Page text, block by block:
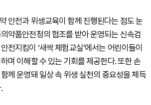
안전과 위생교육이 함께 진행된다는 점도 눈
약품안전청의 협조를 받아 운영되는 신속검
전지킴이 ‘새싹 체험교실’에서는 어린이들이
며 이해할 수 있는 기회를 제공한다. 또한 손
께 운영돼 일상 속 위생 실천의 중요성을 체득